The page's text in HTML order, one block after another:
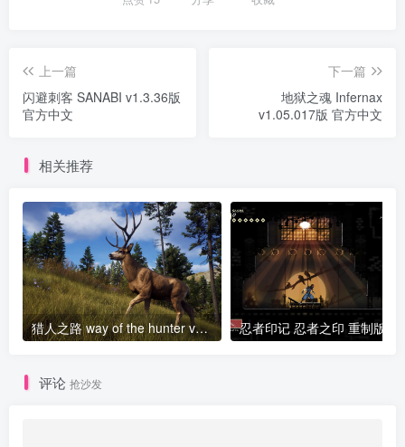
上一篇
闪避刺客 SANABI v1.3.36版
官方中文
下一篇
地狱之魂 Infernax
v1.05.017版 官方中文
相关推荐
猎人之路 way of the hunter v1.26.4版 集成全DLC 官方中文
评论 抢沙发